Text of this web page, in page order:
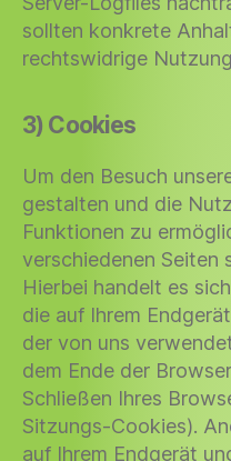
sollten konkrete
rechtswidrige
3) Cookies
Um den Besuch
gestalten und die
Funktionen zu
verschiedenen Seiten
Hierbei handelt es
die auf Ihrem
der von uns
dem Ende der
Schließen Ihres
Sitzungs-Cookies).
auf Ihrem Endgerät